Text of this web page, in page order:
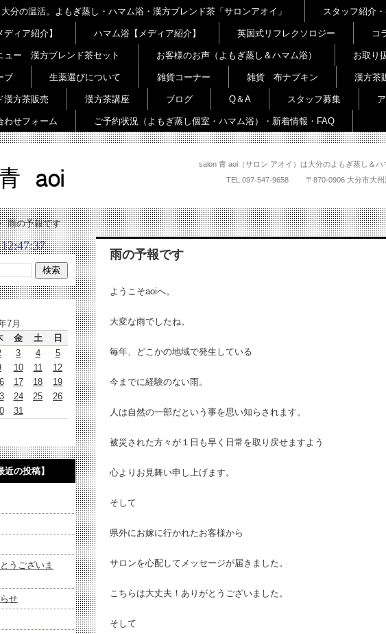
salon 青 aoi（サロン アオイ）は大分のよもぎ蒸し＆
TEL. 097-547-9658 〒870-0906 大分
大分の温活。よもぎ蒸し・ハマム浴・漢方ブレンド茶「サロンアオイ」 スタッフ紹介
ィア紹介】 ハマム浴【メディア紹介】 英国式リフレクソロジー コ
ュー 漢方ブレンド茶セット お客様のお声（よもぎ蒸し＆ハマム浴） お取り
ブ 生薬選びについて 雑貨コーナー 雑貨 布ナプキン 漢方茶
漢方茶販売 漢方茶講座 ブログ Q＆A スタッフ募集
わせフォーム ご予約状況（よもぎ蒸し個室・ハマム浴）・新着情報・FAQ
雨の予報です
雨の予報です
ようこそaoiへ。
大変な雨でしたね。
毎年、どこかの地域で発生している
今までに経験のない雨。
人は自然の一部だという事を思い知らされます。
被災された方々が１日も早く日常を取り戻せますよう
心よりお見舞い申し上げます。
そして
県外にお嫁に行かれたお客様から
サロンを心配してメッセージが届きました。
こちらは大丈夫！ありがとうございました。
そして
7月
金 土
日
3 4
5
10 11
12
17 18
19
24 25
26
31
の投稿】
うございま
せ